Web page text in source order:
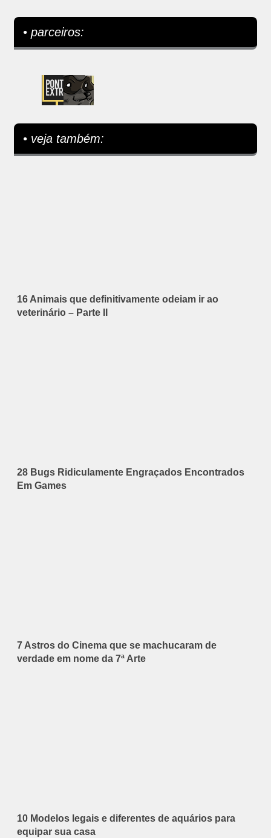
• parceiros:
• veja também:
16 Animais que definitivamente odeiam ir ao
veterinário – Parte II
28 Bugs Ridiculamente Engraçados Encontrados
Em Games
7 Astros do Cinema que se machucaram de
verdade em nome da 7ª Arte
10 Modelos legais e diferentes de aquários para
equipar sua casa